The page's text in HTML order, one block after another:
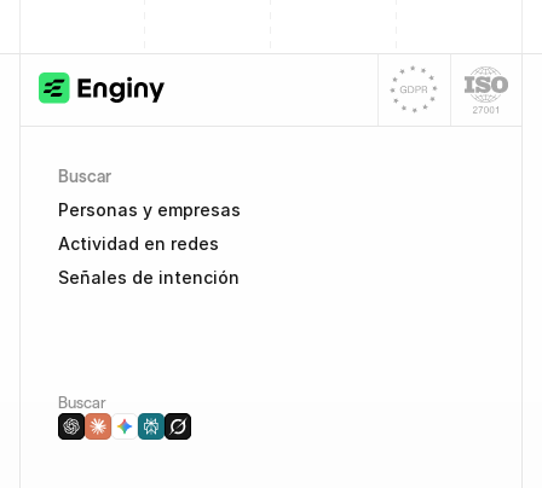
Buscar
Personas y empresas
Actividad en redes
Señales de intención
Buscar